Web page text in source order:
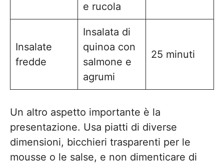
e rucola
Insalate
fredde
Insalata di
quinoa con
salmone e
agrumi
25 minuti
Un altro aspetto importante è la
presentazione. Usa piatti di diverse
dimensioni, bicchieri trasparenti per le
mousse o le salse, e non dimenticare di